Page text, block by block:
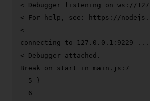
< Debugger listening on ws://
< For help, see: https://
<
connecting to 127.0.0.1:9229
< Debugger attached.
Break on start in main.js:7
  5 }